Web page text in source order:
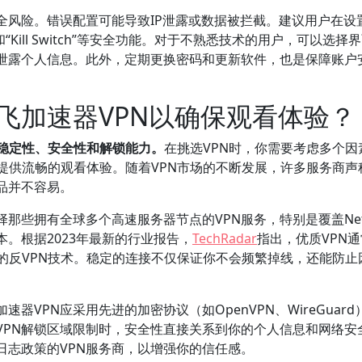
险。错误配置可能导致IP泄露或数据被拦截。建议用户在设
Switch”等安全功能。对于不熟悉技术的用户，可以选择
个人信息。此外，定期更换密码和更新软件，也是保障账户
加速器VPN以确保观看体验？
性、安全性和解锁能力。 在挑选VPN时，你需要考虑多个因
流畅的观看体验。随着VPN市场的不断发展，许多服务商声
不容易。
那些拥有全球多个高速服务器节点的VPN服务，特别是覆盖
根据2023年最新的行业报告， TechRadar指出，优质VPN
VPN技术。稳定的连接不仅保证你不会频繁掉线，还能防止
速器VPN应采用先进的加密协议（如OpenVPN、WireGuard
解锁区域限制时，安全性直接关系到你的个人信息和网络安
政策的VPN服务商，以增强你的信任感。